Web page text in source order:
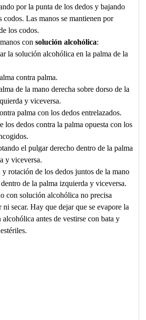
por la punta de los dedos y bajando
codos. Las manos se mantienen por
los codos.
con solución alcohólica:
la solución alcohólica en la palma de la
contra palma.
de la mano derecha sobre dorso de la
y viceversa.
palma con los dedos entrelazados.
los dedos contra la palma opuesta con los
el pulgar derecho dentro de la palma
y viceversa.
rotación de los dedos juntos de la mano
de la palma izquierda y viceversa.
con solución alcohólica no precisa
ni secar. Hay que dejar que se evapore la
alcohólica antes de vestirse con bata y